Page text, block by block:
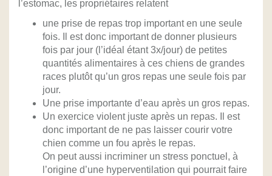
l’estomac, les propriétaires relatent
une prise de repas trop important en une seule
fois. Il est donc important de donner plusieurs
fois par jour (l’idéal étant 3x/jour) de petites
quantités alimentaires à ces chiens de grandes
races plutôt qu’un gros repas une seule fois par
jour.
Une prise importante d’eau après un gros repas.
Un exercice violent juste après un repas. Il est
donc important de ne pas laisser courir votre
chien comme un fou après le repas.
On peut aussi incriminer un stress ponctuel, à
l’origine d’une hyperventilation qui pourrait faire